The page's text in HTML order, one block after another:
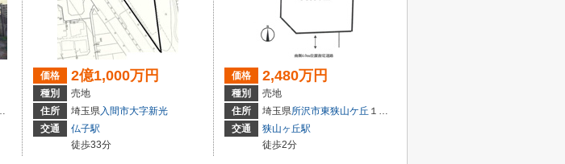
価格 2億1,000万円
種別
売地
住所
埼玉県入間市大字新光
交通
仏子駅
徒歩33分
価格 2,480万円
種別
売地
住所
埼玉県所沢市東狭山ケ丘 １丁目
交通
狭山ヶ丘駅
徒歩2分